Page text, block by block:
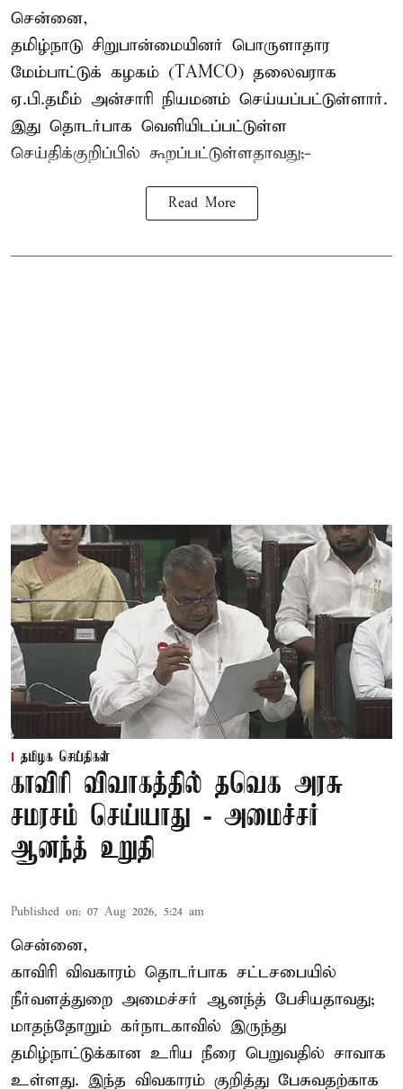
சென்னை,
தமிழ்நாடு சிறுபான்மையினர் பொருளாதார
மேம்பாட்டுக் கழகம் (TAMCO) தலைவராக
ஏ.பி.தமீம் அன்சாரி நியமனம் செய்யப்பட்டுள்ளார்.
இது தொடர்பாக வெளியிடப்பட்டுள்ள
செய்திக்குறிப்பில் கூறப்பட்டுள்ளதாவது;-
Read More
தமிழக செய்திகள்
காவிரி விவாகத்தில் தவெக அரசு
சமரசம் செய்யாது - அமைச்சர்
ஆனந்த் உறுதி
Published on: 07 Aug 2026, 5:24 am
சென்னை,
காவிரி விவகாரம் தொடர்பாக சட்டசபையில்
நீர்வளத்துறை அமைச்சர் ஆனந்த் பேசியதாவது;
மாதந்தோறும் கர்நாடகாவில் இருந்து
தமிழ்நாட்டுக்கான உரிய நீரை பெறுவதில் சாவாக
உள்ளது. இந்த விவகாரம் குறித்து பேசுவதற்காக